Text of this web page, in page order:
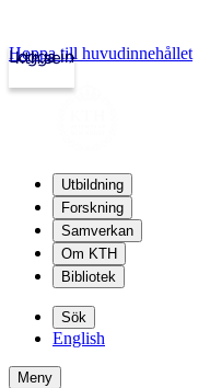
kth.se
Logga in
Hoppa till huvudinnehållet
Utbildning
Forskning
Samverkan
Om KTH
Bibliotek
Sök
English
Meny